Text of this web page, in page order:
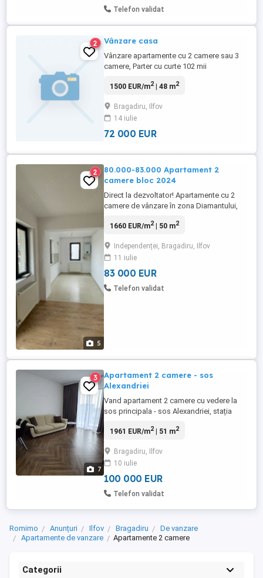
Telefon validat
2 Vânzare casa
Vânzare apartamente cu 2 camere sau 3
camere, Parter cu curte 102 mii
geamuri tripan, etajul 1 -2 camere 75000
etajul 4 72009 euro apartament 48 mp,
terasa se poate inchide si sa se mute
bucataria pe balcon Structura beton ...
1500 EUR/m2| 48 m2
Bragadiru, Ilfov
14 iulie
72 000 EUR
5
2
80.000-83.000 Apartament 2
camere bloc 2024
Direct la dezvoltator! Apartamente cu 2
camere de vânzare în zona Diamantului,
locuințe confortabile și accesibile, am
cu 2 camere disponibile în 3 configurații
diferite Blocul este amplasat într-una
dintre ...
1660 EUR/m2| 50 m2
Independenței, Bragadiru, Ilfov
11 iulie
83 000 EUR
Telefon validat
7
3
Apartament 2 camere - sos
Alexandriei
Vand apartament 2 camere cu vedere la
sos principala - sos Alexandriei, stația
inclusiv aer conditionat) suprafata 51 mp,
Mega, Luca si multe alte magazine.
1961 EUR/m2| 51 m2
Bragadiru, Ilfov
10 iulie
100 000 EUR
Telefon validat
Romimo Anunțuri Ilfov Bragadiru
De vanzare
Apartamente de vanzare
Apartamente 2 camere
Categorii